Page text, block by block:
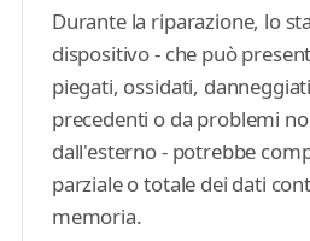
Durante la riparazione, lo
dispositivo - che può
piegati, ossidati,
precedenti o da problemi
dall'esterno - potrebbe
parziale o totale dei dati
memoria.